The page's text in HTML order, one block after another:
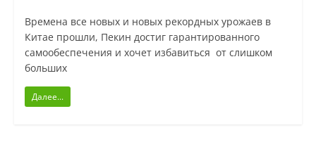
Времена все новых и новых рекордных урожаев в
Китае прошли, Пекин достиг гарантированного
самообеспечения и хочет избавиться от слишком
больших
Далее...